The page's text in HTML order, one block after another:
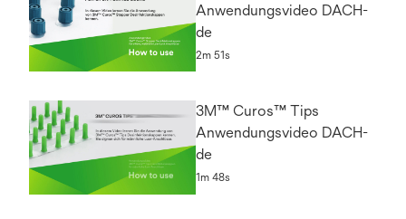
Anwendungsvideo DACH-
de
2m 51s
3M™ Curos™ Tips
Anwendungsvideo DACH-
de
1m 48s